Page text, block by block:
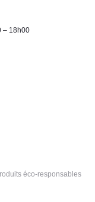
– 18h00
éco-responsables